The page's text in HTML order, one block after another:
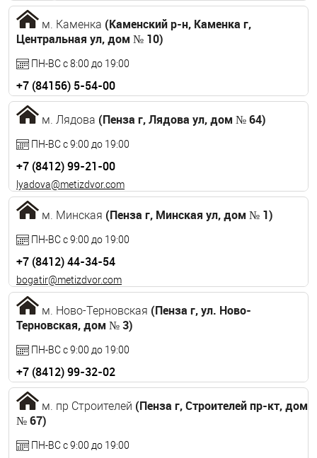
м. Каменка (Каменский р-н, Каменка г,
Центральная ул, дом № 10)
ПН-ВС с 8:00 до 19:00
+7 (84156) 5-54-00
kamenka@metizdvor.com
м. Лядова (Пенза г, Лядова ул, дом № 64)
ПН-ВС с 9:00 до 19:00
+7 (8412) 99-21-00
lyadova@metizdvor.com
м. Минская (Пенза г, Минская ул, дом № 1)
ПН-ВС с 9:00 до 19:00
+7 (8412) 44-34-54
bogatir@metizdvor.com
м. Ново-Терновская (Пенза г, ул. Ново-
Терновская, дом № 3)
ПН-ВС с 9:00 до 19:00
+7 (8412) 99-32-02
barinowa.lesia@yandex.ru
м. пр Строителей (Пенза г, Строителей пр-кт, дом
№ 67)
ПН-ВС с 9:00 до 19:00